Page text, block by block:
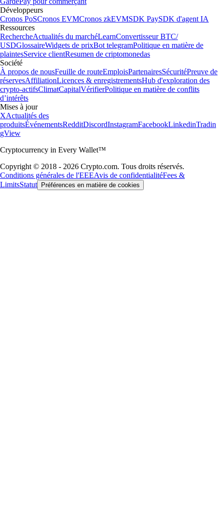
Développeurs
Cronos PoSCronos EVMCronos zkEVMSDK PaySDK d'agent IA
Ressources
RechercheActualités du marchéLearnConvertisseur BTC/
USDGlossaireWidgets de prixBot telegramPolitique en matière de
plaintesService clientResumen de criptomonedas
Société
À propos de nousFeuille de routeEmploisPartenairesSécuritéPreuve de
réservesAffiliationLicences & enregistrementsHub d'exploration des
crypto-actifsClimatCapitalVérifierPolitique en matière de conflits
d’intérêts
Mises à jour
XActualités des
produitsÉvénementsRedditDiscordInstagramFacebookLinkedinTradin
gView
Cryptocurrency in Every Wallet™
Copyright © 2018 - 2026 Crypto.com. Tous droits réservés.
Conditions générales de l'EEEAvis de confidentialitéFees &
LimitsStatut Préférences en matière de cookies